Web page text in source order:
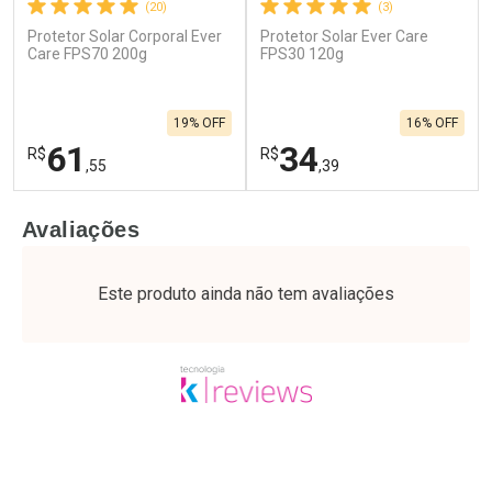
(20)
Protetor Solar Corporal Ever
Care FPS70 200g
R$61 ,55
19% OFF
Laboratório
Por Menos
(3)
Protetor Solar Ever Care
FPS30 120g
R$34,39
16% OFF
Laboratório
Por Menos
Avaliações
Este produto ainda não tem avaliações